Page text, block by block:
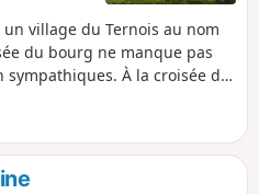
village du Ternois au nom
du bourg ne manque pas
À la croisée du